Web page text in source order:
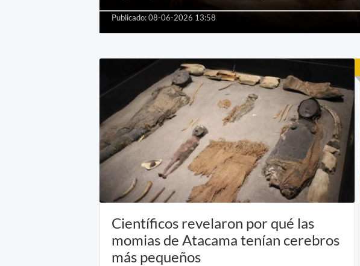
Publicado: 08-06-2026 13:58
Científicos revelaron por qué las
momias de Atacama tenían cerebros
más pequeños